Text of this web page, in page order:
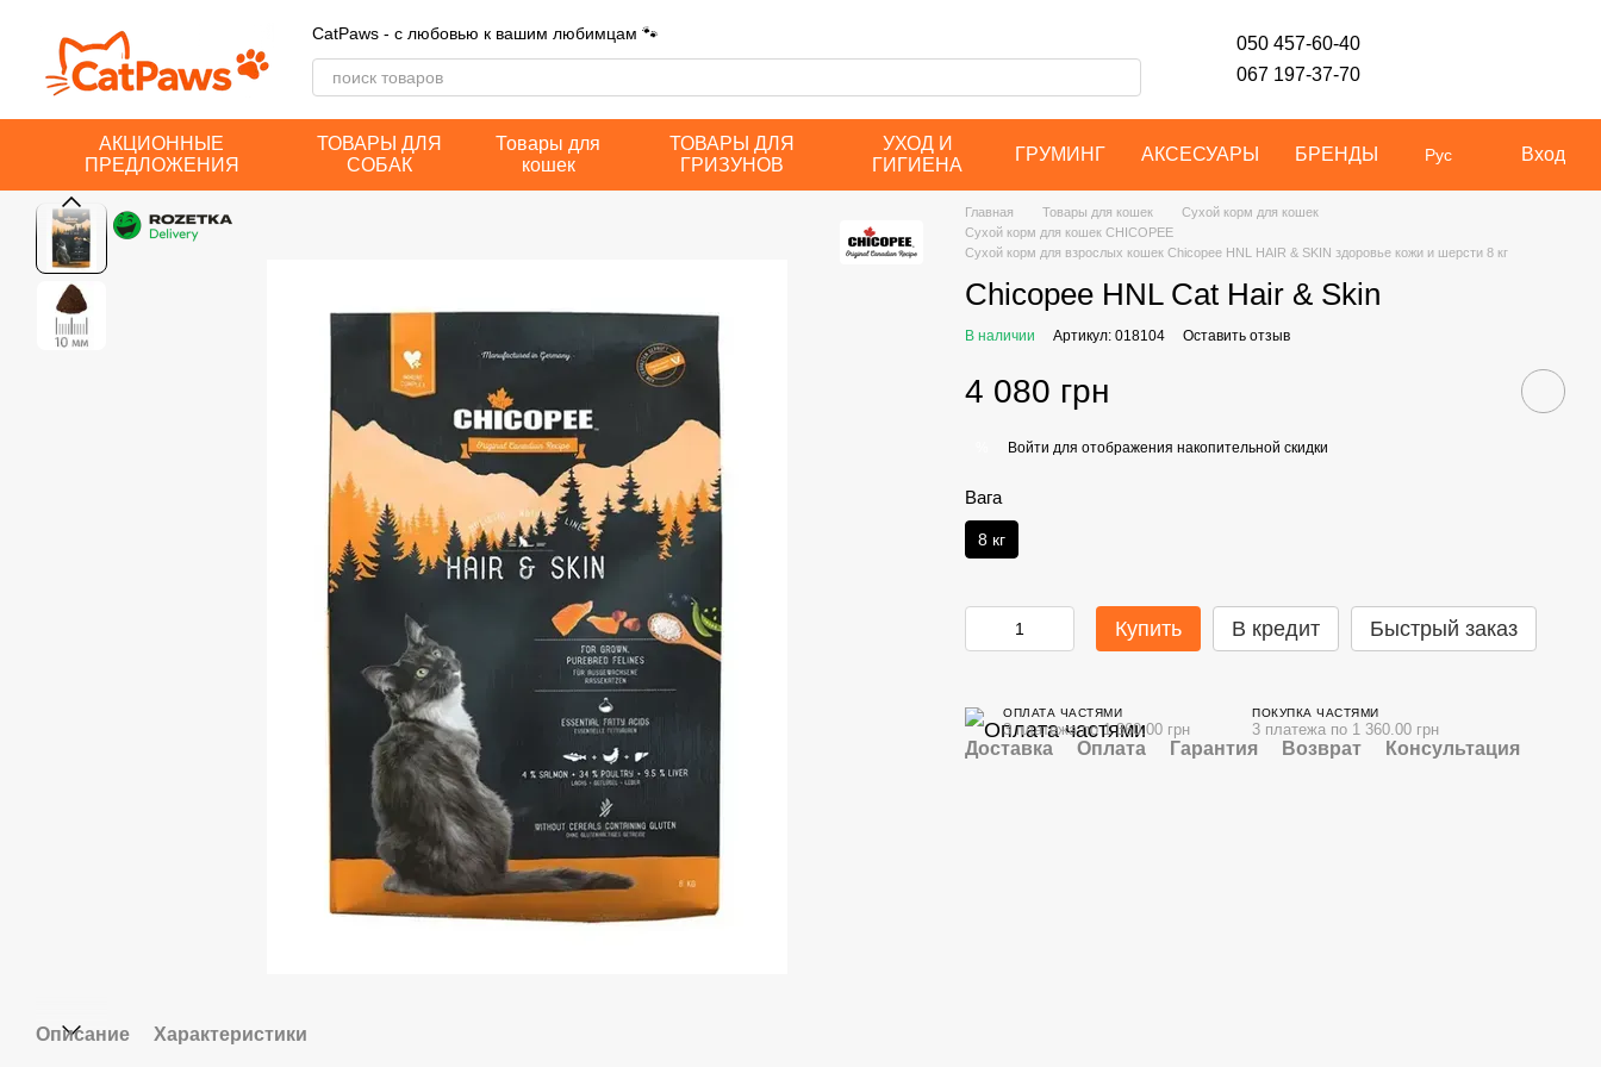
CatPaws - с любовью к вашим любимцам 🐾
050 457-60-40
067 197-37-70
АКЦИОННЫЕ
ПРЕДЛОЖЕНИЯ
ТОВАРЫ ДЛЯ
СОБАК
Товары для
кошек
ТОВАРЫ ДЛЯ
ГРИЗУНОВ
УХОД И
ГИГИЕНА
ГРУМИНГ АКСЕСУАРЫ БРЕНДЫ Рус Вход
Описание Характеристики
Главная Товары для кошек
Сухой корм для кошек
Сухой корм для кошек CHICOPEE
Сухой корм для взрослых кошек Chicopee HNL HAIR & SKIN здоровье кожи и шерсти 8 кг
Chicopee HNL Cat Hair & Skin
В наличии Артикул: 018104 Оставить отзыв
4 080 грн
Войти для отображения накопительной скидки
Вага
8 кг
Купить В кредит Быстрый заказ
ОПЛАТА ЧАСТЯМИ
3 платежа по 1 360.00 грн
ПОКУПКА ЧАСТЯМИ
3 платежа по 1 360.00 грн
Доставка Оплата Гарантия Возврат Консультация